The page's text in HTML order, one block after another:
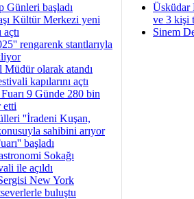
Günleri başladı
Kültür Merkezi yeni
rengarenk stantlarıyla
Müdür olarak atandı
kapılarını açtı
9 Günde 280 bin
etti
''İradeni Kuşan,
sahibini arıyor
başladı
Sokağı
ile açıldı
New York
buluştu
Üsküdar
ve 3 kişi
Sinem